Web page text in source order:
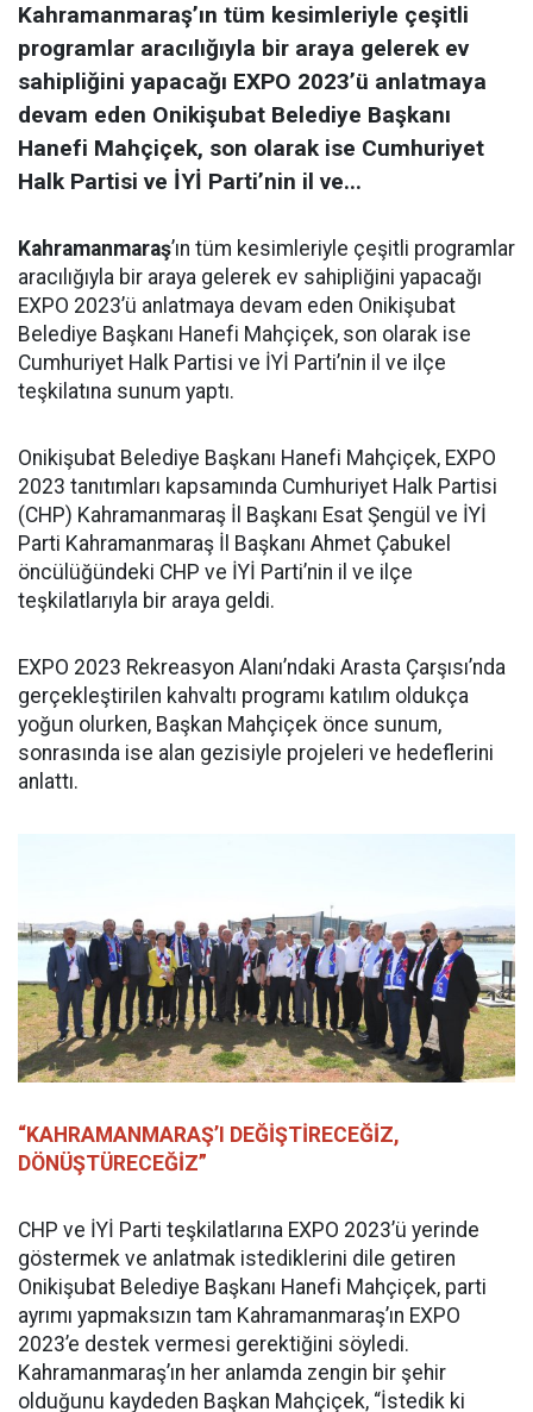
Kahramanmaraş’ın tüm kesimleriyle çeşitli
programlar aracılığıyla bir araya gelerek ev
sahipliğini yapacağı EXPO 2023’ü anlatmaya
devam eden Onikişubat Belediye Başkanı
Hanefi Mahçiçek, son olarak ise Cumhuriyet
Halk Partisi ve İYİ Parti’nin il ve...
Kahramanmaraş’ın tüm kesimleriyle çeşitli programlar
aracılığıyla bir araya gelerek ev sahipliğini yapacağı
EXPO 2023’ü anlatmaya devam eden Onikişubat
Belediye Başkanı Hanefi Mahçiçek, son olarak ise
Cumhuriyet Halk Partisi ve İYİ Parti’nin il ve ilçe
teşkilatına sunum yaptı.
Onikişubat Belediye Başkanı Hanefi Mahçiçek, EXPO
2023 tanıtımları kapsamında Cumhuriyet Halk Partisi
(CHP) Kahramanmaraş İl Başkanı Esat Şengül ve İYİ
Parti Kahramanmaraş İl Başkanı Ahmet Çabukel
öncülüğündeki CHP ve İYİ Parti’nin il ve ilçe
teşkilatlarıyla bir araya geldi.
EXPO 2023 Rekreasyon Alanı’ndaki Arasta Çarşısı’nda
gerçekleştirilen kahvaltı programı katılım oldukça
yoğun olurken, Başkan Mahçiçek önce sunum,
sonrasında ise alan gezisiyle projeleri ve hedeflerini
anlattı.
“KAHRAMANMARAŞ’I DEĞİŞTİRECEĞİZ,
DÖNÜŞTÜRECEĞİZ”
CHP ve İYİ Parti teşkilatlarına EXPO 2023’ü yerinde
göstermek ve anlatmak istediklerini dile getiren
Onikişubat Belediye Başkanı Hanefi Mahçiçek, parti
ayrımı yapmaksızın tam Kahramanmaraş’ın EXPO
2023’e destek vermesi gerektiğini söyledi.
Kahramanmaraş’ın her anlamda zengin bir şehir
olduğunu kaydeden Başkan Mahçiçek, “İstedik ki